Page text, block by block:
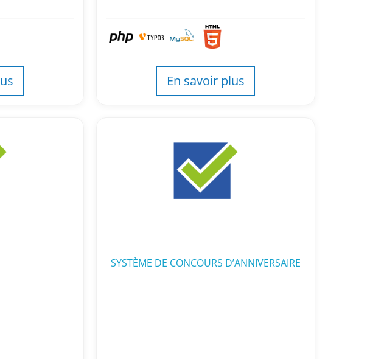
En savoir plus
SYSTÈME DE CONCOURS D’ANNIVERSAIRE